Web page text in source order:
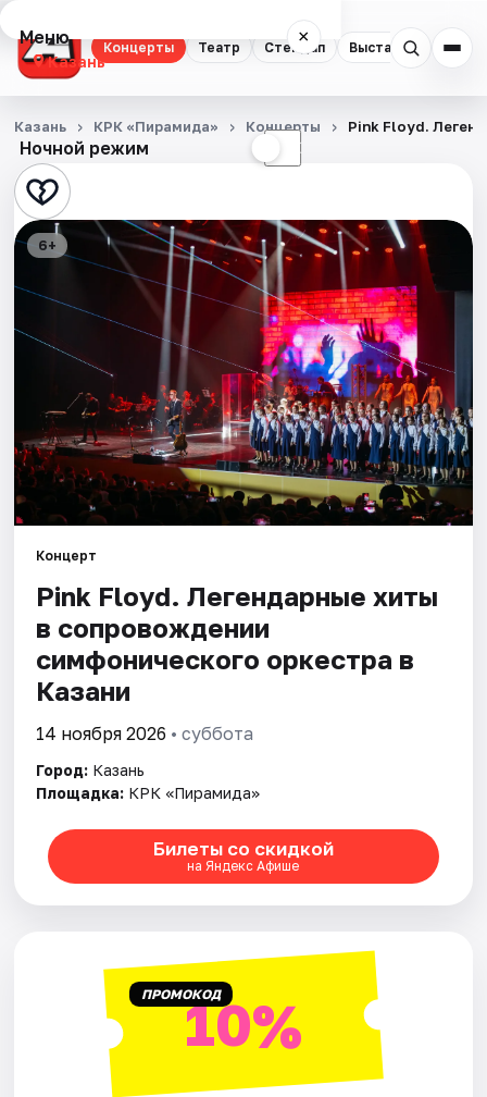
Концерты Театр Стендап Выставки
Меню ×
Казань
Концерты
Театр
Стендап
Выставки
Квесты
Экскурсии
Спорт
События
Площадки
Артисты
Рейтинги
Ночной режим ☾
Казань КРК «Пирамида» Концерты Pink Floyd.
6+
Концерт
Pink Floyd. Легендарные хиты
в сопровождении
симфонического оркестра в
Казани
14 ноября 2026 • суббота
Город: Казань
Площадка: КРК «Пирамида»
Билеты со скидкой
на Яндекс Афише
ПРОМОКОД10%